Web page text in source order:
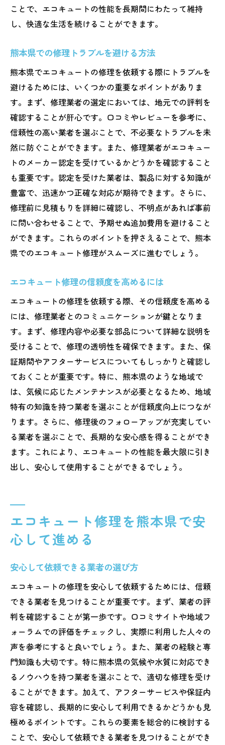
ことで、エコキュートの性能を長期間にわたって維持
し、快適な生活を続けることができます。
熊本県での修理トラブルを避ける方法
熊本県でエコキュートの修理を依頼する際にトラブルを
避けるためには、いくつかの重要なポイントがありま
す。まず、修理業者の選定においては、地元での評判を
確認することが肝心です。口コミやレビューを参考に、
信頼性の高い業者を選ぶことで、不必要なトラブルを未
然に防ぐことができます。また、修理業者がエコキュー
トのメーカー認定を受けているかどうかを確認すること
も重要です。認定を受けた業者は、製品に対する知識が
豊富で、迅速かつ正確な対応が期待できます。さらに、
修理前に見積もりを詳細に確認し、不明点があれば事前
に問い合わせることで、予期せぬ追加費用を避けること
ができます。これらのポイントを押さえることで、熊本
県でのエコキュート修理がスムーズに進むでしょう。
エコキュート修理の信頼度を高めるには
エコキュートの修理を依頼する際、その信頼度を高める
には、修理業者とのコミュニケーションが鍵となりま
す。まず、修理内容や必要な部品について詳細な説明を
受けることで、修理の透明性を確保できます。また、保
証期間やアフターサービスについてもしっかりと確認し
ておくことが重要です。特に、熊本県のような地域で
は、気候に応じたメンテナンスが必要となるため、地域
特有の知識を持つ業者を選ぶことが信頼度向上につなが
ります。さらに、修理後のフォローアップが充実してい
る業者を選ぶことで、長期的な安心感を得ることができ
ます。これにより、エコキュートの性能を最大限に引き
出し、安心して使用することができるでしょう。
エコキュート修理を熊本県で安
心して進める
安心して依頼できる業者の選び方
エコキュートの修理を安心して依頼するためには、信頼
できる業者を見つけることが重要です。まず、業者の評
判を確認することが第一歩です。口コミサイトや地域フ
ォーラムでの評価をチェックし、実際に利用した人々の
声を参考にすると良いでしょう。また、業者の経験と専
門知識も大切です。特に熊本県の気候や水質に対応でき
るノウハウを持つ業者を選ぶことで、適切な修理を受け
ることができます。加えて、アフターサービスや保証内
容を確認し、長期的に安心して利用できるかどうかも見
極めるポイントです。これらの要素を総合的に検討する
ことで、安心して依頼できる業者を見つけることができ